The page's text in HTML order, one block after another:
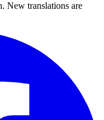
New translations are